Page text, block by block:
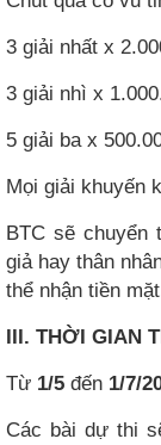
3 giải nhất x
3 giải nhì x
5 giải ba x
Mọi giải khuyến
BTC sẽ chuyển
giả hay thân
thể nhận tiền
III. THỜI GIAN
Từ 1/5 đến 1/7/
Các bài dự thi